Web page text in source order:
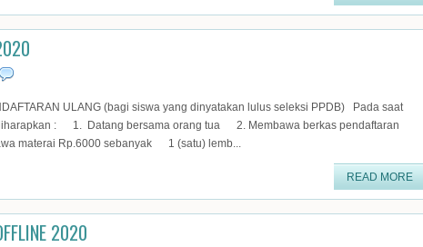
ULANG (bagi siswa yang dinyatakan lulus seleksi PPDB) Pada saat
: 1. Datang bersama orang tua 2. Membawa berkas pendaftaran
materai Rp.6000 sebanyak 1 (satu) lemb...
READ MORE
2020